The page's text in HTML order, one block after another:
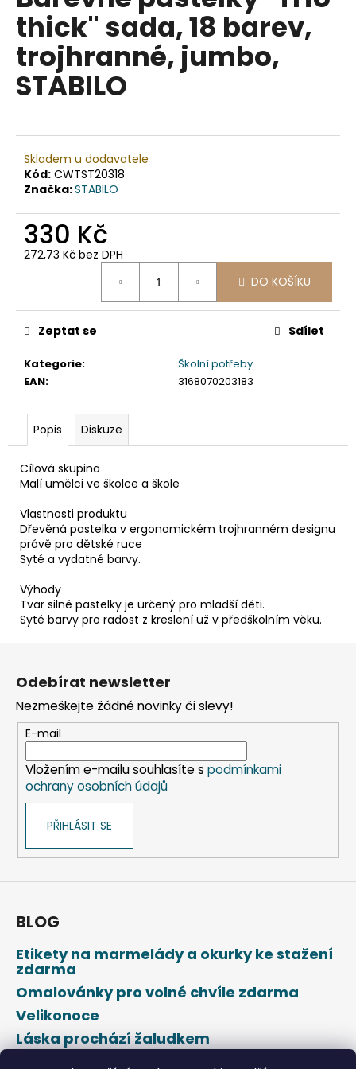
0,0
z
5
hvězdiček.
thick" sada, 18 barev,
trojhranné, jumbo,
STABILO
Skladem u dodavatele
Kód: CWTST20318
Značka:STABILO
330 Kč
272,73 Kč bez DPH
DO KOŠÍKU
Kategorie:
Školní potřeby
EAN: 3168070203183
Zeptat se Sdílet
Popis Diskuze
Cílová skupina
Malí umělci ve školce a škole
Vlastnosti produktu
Dřevěná pastelka v ergonomickém trojhranném designu
právě pro dětské ruce
Syté a vydatné barvy.
Výhody
Tvar silné pastelky je určený pro mladší děti.
Syté barvy pro radost z kreslení už v předškolním věku.
a
j
í
t
?
D
o
u
č
u
e
DAHLE
LAMINÁTOR
70103,
A3,
2
VÁLCE
1
990
Kč
Původně:
667
Z
Odebírat newsletter
Nezmeškejte žádné novinky či slevy!
E-mail
Vložením e-mailu souhlasíte s podmínkami
ochrany osobních údajů
PŘIHLÁSIT SE
BLOG
Etikety na marmelády a okurky ke stažení
zdarma
Omalovánky pro volné chvíle zdarma
Velikonoce
Láska prochází žaludkem